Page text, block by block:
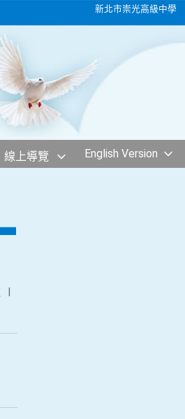
新北市崇光高級中學
線上導覽 English Version
|